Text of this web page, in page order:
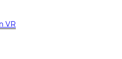
VR